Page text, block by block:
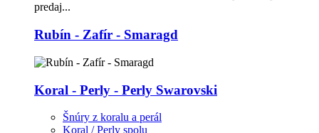
Rubín - Zafír - Smaragd
Koral - Perly - Perly Swarovski
Šnúry z koralu a perál
Koral / Perly spolu